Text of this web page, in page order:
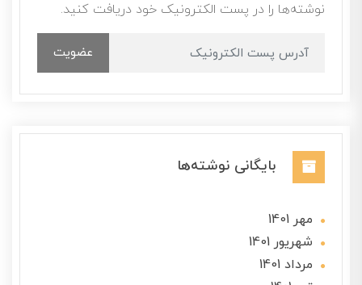
نوشته‌ها را در پست الکترونیک خود دریافت کنید.
عضویت
بایگانی نوشته‌ها
مهر 1401
شهریور 1401
مرداد 1401